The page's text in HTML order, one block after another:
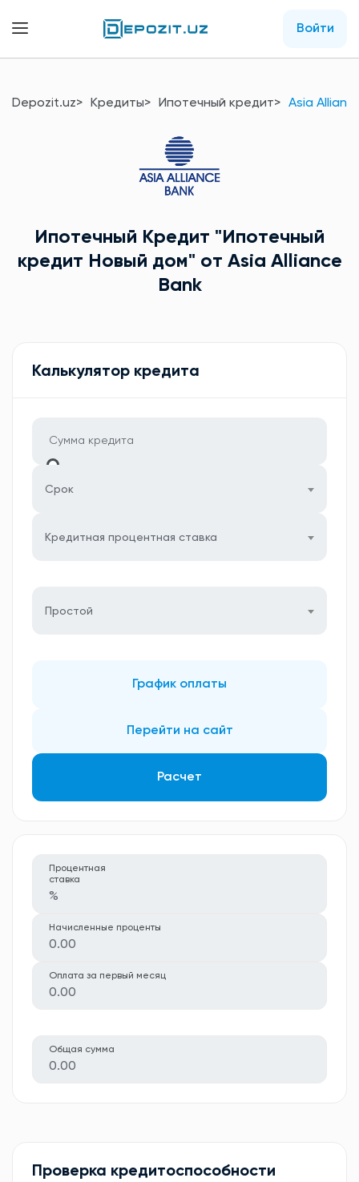
Войти
Depozit.uz Кредиты Ипотечный кредит Asia
Ипотечный Кредит "Ипотечный
кредит Новый дом" от Asia Alliance
Bank
Калькулятор кредита
Срок
Кредитная процентная ставка
Простой
График оплаты
Перейти на сайт
Расчет
Процентная
ставка
%
Начисленные проценты
0.00
Оплата за первый месяц
0.00
Общая сумма
0.00
Проверка кредитоспособности